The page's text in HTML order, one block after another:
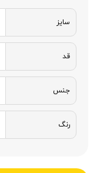
سایز
قد
جنس
رنگ